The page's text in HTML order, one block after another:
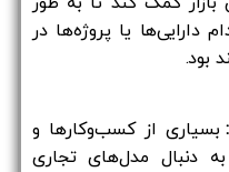
یا پروژه‌ها در
بود.
بسیاری از کسب‌وکارها و
دنبال مدل‌های تجاری